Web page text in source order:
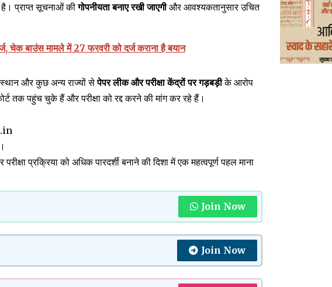
प्राप्त सूचनाओं कीगोपनीयता बनाए रखी जाएगीऔर आवश्यकतानुसार उचित
चेक बाउंस मामले में 27 फरवरी को दर्ज कराना है बयान
और कुछ अन्य राज्यों सेपेपर लीक और परीक्षा केंद्रों पर गड़बड़ीके आरोप
तक पहुंच चुके हैं और परीक्षा को रद्द करने की मांग कर रहे हैं।
प्रक्रिया को अधिक पारदर्शी बनाने की दिशा में एक महत्वपूर्ण पहल माना
Join Now
Join Now